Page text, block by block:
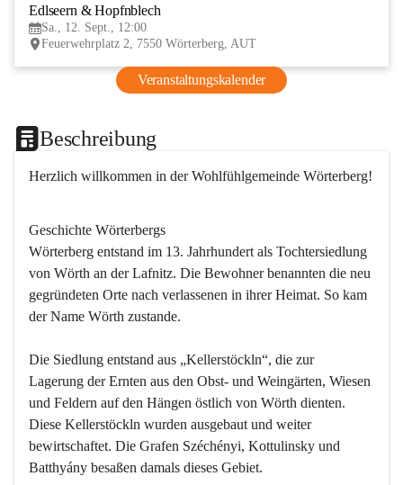
Edlseern & Hopfnblech
Sa., 12. Sept., 12:00
Feuerwehrplatz 2, 7550 Wörterberg, AUT
Veranstaltungskalender
Beschreibung
Herzlich willkommen in der Wohlfühlgemeinde Wörterberg!
Geschichte Wörterbergs
Wörterberg entstand im 13. Jahrhundert als Tochtersiedlung
von Wörth an der Lafnitz. Die Bewohner benannten die neu
gegründeten Orte nach verlassenen in ihrer Heimat. So kam
der Name Wörth zustande.
Die Siedlung entstand aus „Kellerstöckln“, die zur
Lagerung der Ernten aus den Obst- und Weingärten, Wiesen
und Feldern auf den Hängen östlich von Wörth dienten.
Diese Kellerstöckln wurden ausgebaut und weiter
bewirtschaftet. Die Grafen Széchényi, Kottulinsky und
Batthyány besaßen damals dieses Gebiet.